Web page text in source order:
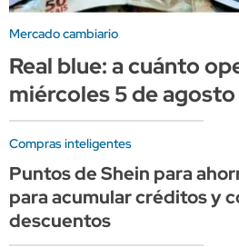
Mercado cambiario
Real blue: a cuánto
miércoles 5 de agosto
Compras inteligentes
Puntos de Shein para
para acumular créditos y
descuentos